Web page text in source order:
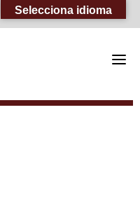
Selecciona idioma